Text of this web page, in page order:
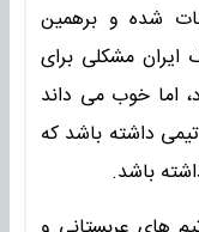
شده و برهمین
ایران مشکلی برای
اما خوب می داند
داشته باشد که
باشد.